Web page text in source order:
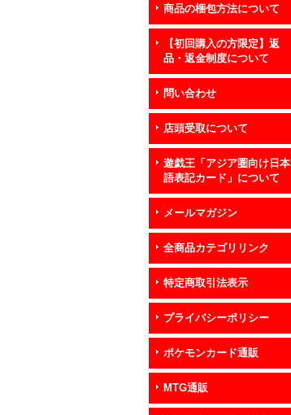
商品の梱包方法について
【初回購入の方限定】返
品・返金制度について
問い合わせ
店頭受取について
遊戯王「アジア圏向け日本
語表記カード」について
メールマガジン
全商品カテゴリリンク
特定商取引法表示
プライバシーポリシー
ポケモンカード通販
MTG通販